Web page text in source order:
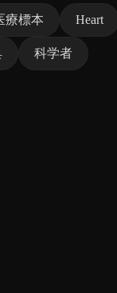
療標本 Heart
科学者